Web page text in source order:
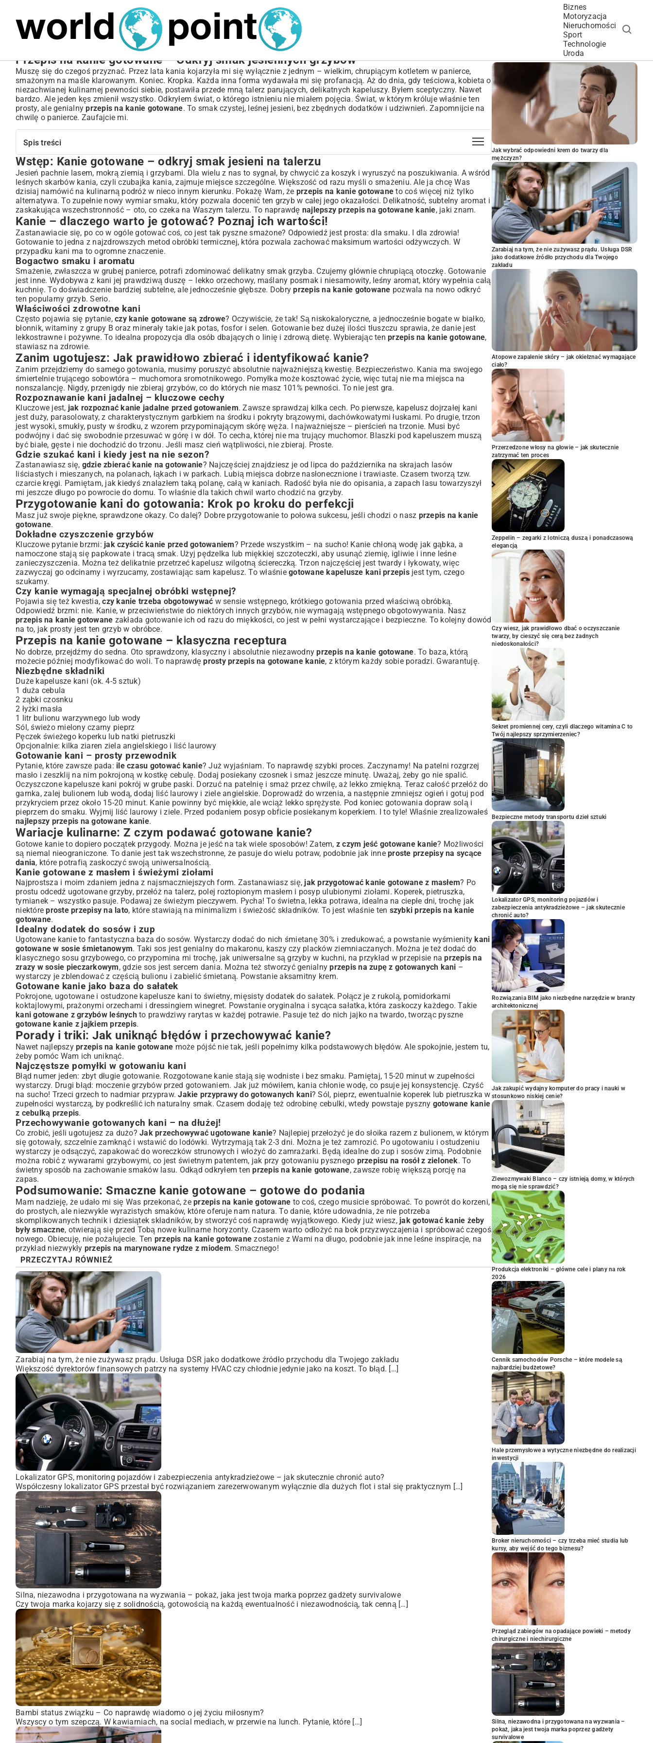
Biznes
Motoryzacja
Nieruchomości
Sport
Technologie
Uroda
Przepis na kanie gotowane – Odkryj smak jesiennych grzybów
Muszę się do czegoś przyznać. Przez lata kania kojarzyła mi się wyłącznie z jednym – wielkim, chrupiącym kotletem w panierce,
smażonym na maśle klarowanym. Koniec. Kropka. Każda inna forma wydawała mi się profanacją. Aż do dnia, gdy teściowa, kobieta o
niezachwianej kulinarnej pewności siebie, postawiła przede mną talerz parujących, delikatnych kapeluszy. Byłem sceptyczny. Nawet
bardzo. Ale jeden kęs zmienił wszystko. Odkryłem świat, o którego istnieniu nie miałem pojęcia. Świat, w którym króluje właśnie ten
prosty, ale genialnyprzepis na kanie gotowane. To smak czystej, leśnej jesieni, bez zbędnych dodatków i udziwnień. Zapomnijcie na
chwilę o panierce. Zaufajcie mi.
Spis treści
Wstęp: Kanie gotowane – odkryj smak jesieni na talerzu
Kanie – dlaczego warto je gotować? Poznaj ich wartości!
Bogactwo smaku i aromatu
Właściwości zdrowotne kani
Zanim ugotujesz: Jak prawidłowo zbierać i identyfikować kanie?
Rozpoznawanie kani jadalnej – kluczowe cechy
Gdzie szukać kani i kiedy jest na nie sezon?
Przygotowanie kani do gotowania: Krok po kroku do perfekcji
Dokładne czyszczenie grzybów
Czy kanie wymagają specjalnej obróbki wstępnej?
Przepis na kanie gotowane – klasyczna receptura
Niezbędne składniki
Gotowanie kani – prosty przewodnik
Wariacje kulinarne: Z czym podawać gotowane kanie?
Kanie gotowane z masłem i świeżymi ziołami
Idealny dodatek do sosów i zup
Gotowane kanie jako baza do sałatek
Porady i triki: Jak uniknąć błędów i przechowywać kanie?
Najczęstsze pomyłki w gotowaniu kani
Przechowywanie gotowanych kani – na dłużej!
Podsumowanie: Smaczne kanie gotowane – gotowe do podania
Wstęp: Kanie gotowane – odkryj smak jesieni na talerzu
Jesień pachnie lasem, mokrą ziemią i grzybami. Dla wielu z nas to sygnał, by chwycić za koszyk i wyruszyć na poszukiwania. A wśród
leśnych skarbów kania, czyli czubajka kania, zajmuje miejsce szczególne. Większość od razu myśli o smażeniu. Ale ja chcę Was
dzisiaj namówić na kulinarną podróż w nieco innym kierunku. Pokażę Wam, że przepis na kanie gotowane to coś więcej niż tylko
alternatywa. To zupełnie nowy wymiar smaku, który pozwala docenić ten grzyb w całej jego okazałości. Delikatność, subtelny aromat i
zaskakująca wszechstronność – oto, co czeka na Waszym talerzu. To naprawdę najlepszy przepis na gotowane kanie, jaki znam.
Kanie – dlaczego warto je gotować? Poznaj ich wartości!
Zastanawiacie się, po co w ogóle gotować coś, co jest tak pyszne smażone? Odpowiedź jest prosta: dla smaku. I dla zdrowia!
Gotowanie to jedna z najzdrowszych metod obróbki termicznej, która pozwala zachować maksimum wartości odżywczych. W
przypadku kani ma to ogromne znaczenie.
Bogactwo smaku i aromatu
Smażenie, zwłaszcza w grubej panierce, potrafi zdominować delikatny smak grzyba. Czujemy głównie chrupiącą otoczkę. Gotowanie
jest inne. Wydobywa z kani jej prawdziwą duszę – lekko orzechowy, maślany posmak i niesamowity, leśny aromat, który wypełnia całą
kuchnię. To doświadczenie bardziej subtelne, ale jednocześnie głębsze. Dobryprzepis na kanie gotowane pozwala na nowo odkryć
ten popularny grzyb. Serio.
Właściwości zdrowotne kani
Często pojawia się pytanie, czy kanie gotowane są zdrowe? Oczywiście, że tak! Są niskokaloryczne, a jednocześnie bogate w białko,
błonnik, witaminy z grupy B oraz minerały takie jak potas, fosfor i selen. Gotowanie bez dużej ilości tłuszczu sprawia, że danie jest
lekkostrawne i pożywne. To idealna propozycja dla osób dbających o linię i zdrową dietę. Wybierając ten przepis na kanie gotowane,
stawiasz na zdrowie.
Zanim ugotujesz: Jak prawidłowo zbierać i identyfikować kanie?
Zanim przejdziemy do samego gotowania, musimy poruszyć absolutnie najważniejszą kwestię. Bezpieczeństwo. Kania ma swojego
śmiertelnie trującego sobowtóra – muchomora sromotnikowego. Pomyłka może kosztować życie, więc tutaj nie ma miejsca na
nonszalancję. Nigdy, przenigdy nie zbieraj grzybów, co do których nie masz 101% pewności. To nie jest gra.
Rozpoznawanie kani jadalnej – kluczowe cechy
Kluczowe jest, jak rozpoznać kanie jadalne przed gotowaniem. Zawsze sprawdzaj kilka cech. Po pierwsze, kapelusz dojrzałej kani
jest duży, parasolowaty, z charakterystycznym garbkiem na środku i pokryty brązowymi, dachówkowatymi łuskami. Po drugie, trzon
jest wysoki, smukły, pusty w środku, z wzorem przypominającym skórę węża. I najważniejsze – pierścień na trzonie. Musi być
podwójny i dać się swobodnie przesuwać w górę i w dół. To cecha, której nie ma trujący muchomor. Blaszki pod kapeluszem muszą
być białe, gęste i nie dochodzić do trzonu. Jeśli masz cień wątpliwości, nie zbieraj. Proste.
Gdzie szukać kani i kiedy jest na nie sezon?
Zastanawiasz się, gdzie zbierać kanie na gotowanie? Najczęściej znajdziesz je od lipca do października na skrajach lasów
liściastych i mieszanych, na polanach, łąkach i w parkach. Lubią miejsca dobrze nasłonecznione i trawiaste. Czasem tworzą tzw.
czarcie kręgi. Pamiętam, jak kiedyś znalazłem taką polanę, całą w kaniach. Radość była nie do opisania, a zapach lasu towarzyszył
mi jeszcze długo po powrocie do domu. To właśnie dla takich chwil warto chodzić na grzyby.
Przygotowanie kani do gotowania: Krok po kroku do perfekcji
Masz już swoje piękne, sprawdzone okazy. Co dalej? Dobre przygotowanie to połowa sukcesu, jeśli chodzi o nasz przepis na kanie
gotowane.
Dokładne czyszczenie grzybów
Kluczowe pytanie brzmi: jak czyścić kanie przed gotowaniem? Przede wszystkim – na sucho! Kanie chłoną wodę jak gąbka, a
namoczone stają się papkowate i tracą smak. Użyj pędzelka lub miękkiej szczoteczki, aby usunąć ziemię, igliwie i inne leśne
zanieczyszczenia. Można też delikatnie przetrzeć kapelusz wilgotną ściereczką. Trzon najczęściej jest twardy i łykowaty, więc
zazwyczaj go odcinamy i wyrzucamy, zostawiając sam kapelusz. To właśnie gotowane kapelusze kani przepisjest tym, czego
szukamy.
Czy kanie wymagają specjalnej obróbki wstępnej?
Pojawia się też kwestia,czy kanie trzeba obgotowywać w sensie wstępnego, krótkiego gotowania przed właściwą obróbką.
Odpowiedź brzmi: nie. Kanie, w przeciwieństwie do niektórych innych grzybów, nie wymagają wstępnego obgotowywania. Nasz
przepis na kanie gotowane zakłada gotowanie ich od razu do miękkości, co jest w pełni wystarczające i bezpieczne. To kolejny dowód
na to, jak prosty jest ten grzyb w obróbce.
Przepis na kanie gotowane – klasyczna receptura
No dobrze, przejdźmy do sedna. Oto sprawdzony, klasyczny i absolutnie niezawodnyprzepis na kanie gotowane. To baza, którą
możecie później modyfikować do woli. To naprawdęprosty przepis na gotowane kanie, z którym każdy sobie poradzi. Gwarantuję.
Niezbędne składniki
Duże kapelusze kani (ok. 4-5 sztuk)
1 duża cebula
2 ząbki czosnku
2 łyżki masła
1 litr bulionu warzywnego lub wody
Sól, świeżo mielony czarny pieprz
Pęczek świeżego koperku lub natki pietruszki
Opcjonalnie: kilka ziaren ziela angielskiego i liść laurowy
Gotowanie kani – prosty przewodnik
Pytanie, które zawsze pada: ile czasu gotować kanie? Już wyjaśniam. To naprawdę szybki proces. Zaczynamy! Na patelni rozgrzej
masło i zeszklij na nim pokrojoną w kostkę cebulę. Dodaj posiekany czosnek i smaż jeszcze minutę. Uważaj, żeby go nie spalić.
Oczyszczone kapelusze kani pokrój w grube paski. Dorzuć na patelnię i smaż przez chwilę, aż lekko zmiękną. Teraz całość przełóż do
garnka, zalej bulionem lub wodą, dodaj liść laurowy i ziele angielskie. Doprowadź do wrzenia, a następnie zmniejsz ogień i gotuj pod
przykryciem przez około 15-20 minut. Kanie powinny być miękkie, ale wciąż lekko sprężyste. Pod koniec gotowania dopraw solą i
pieprzem do smaku. Wyjmij liść laurowy i ziele. Przed podaniem posyp obficie posiekanym koperkiem. I to tyle! Właśnie zrealizowałeś
najlepszy przepis na gotowane kanie.
Wariacje kulinarne: Z czym podawać gotowane kanie?
Gotowe kanie to dopiero początek przygody. Można je jeść na tak wiele sposobów! Zatem, z czym jeść gotowane kanie? Możliwości
są niemal nieograniczone. To danie jest tak wszechstronne, że pasuje do wielu potraw, podobnie jak inne proste przepisy na sycące
dania, które potrafią zaskoczyć swoją uniwersalnością.
Kanie gotowane z masłem i świeżymi ziołami
Najprostsza i moim zdaniem jedna z najsmaczniejszych form. Zastanawiasz się, jak przygotować kanie gotowane z masłem? Po
prostu odcedź ugotowane grzyby, przełóż na talerz, polej roztopionym masłem i posyp ulubionymi ziołami. Koperek, pietruszka,
tymianek – wszystko pasuje. Podawaj ze świeżym pieczywem. Pycha! To świetna, lekka potrawa, idealna na ciepłe dni, trochę jak
niektóreproste przepisy na lato, które stawiają na minimalizm i świeżość składników. To jest właśnie ten szybki przepis na kanie
gotowane.
Idealny dodatek do sosów i zup
Ugotowane kanie to fantastyczna baza do sosów. Wystarczy dodać do nich śmietanę 30% i zredukować, a powstanie wyśmienitykani
gotowane w sosie śmietanowym. Taki sos jest genialny do makaronu, kaszy czy placków ziemniaczanych. Można je też dodać do
klasycznego sosu grzybowego, co przypomina mi trochę, jak uniwersalne są grzyby w kuchni, na przykład w przepisie naprzepis na
zrazy w sosie pieczarkowym, gdzie sos jest sercem dania. Można też stworzyć genialnyprzepis na zupę z gotowanych kani –
wystarczy je zblendować z częścią bulionu i zabielić śmietaną. Powstanie aksamitny krem.
Gotowane kanie jako baza do sałatek
Pokrojone, ugotowane i ostudzone kapelusze kani to świetny, mięsisty dodatek do sałatek. Połącz je z rukolą, pomidorkami
koktajlowymi, prażonymi orzechami i dressingiem winegret. Powstanie oryginalna i sycąca sałatka, która zaskoczy każdego. Takie
kani gotowane z grzybów leśnychto prawdziwy rarytas w każdej potrawie. Pasuje też do nich jajko na twardo, tworząc pyszne
gotowane kanie z jajkiem przepis.
Porady i triki: Jak uniknąć błędów i przechowywać kanie?
Nawet najlepszy przepis na kanie gotowane może pójść nie tak, jeśli popełnimy kilka podstawowych błędów. Ale spokojnie, jestem tu,
żeby pomóc Wam ich uniknąć.
Najczęstsze pomyłki w gotowaniu kani
Błąd numer jeden: zbyt długie gotowanie. Rozgotowane kanie stają się wodniste i bez smaku. Pamiętaj, 15-20 minut w zupełności
wystarczy. Drugi błąd: moczenie grzybów przed gotowaniem. Jak już mówiłem, kania chłonie wodę, co psuje jej konsystencję. Czyść
na sucho! Trzeci grzech to nadmiar przypraw.Jakie przyprawy do gotowanych kani? Sól, pieprz, ewentualnie koperek lub pietruszka w
zupełności wystarczą, by podkreślić ich naturalny smak. Czasem dodaję też odrobinę cebulki, wtedy powstaje pyszny gotowane kanie
z cebulką przepis.
Przechowywanie gotowanych kani – na dłużej!
Co zrobić, jeśli ugotujesz za dużo? Jak przechowywać ugotowane kanie? Najlepiej przełożyć je do słoika razem z bulionem, w którym
się gotowały, szczelnie zamknąć i wstawić do lodówki. Wytrzymają tak 2-3 dni. Można je też zamrozić. Po ugotowaniu i ostudzeniu
wystarczy je odsączyć, zapakować do woreczków strunowych i włożyć do zamrażarki. Będą idealne do zup i sosów zimą. Podobnie
można robić z wywarami grzybowymi, co jest świetnym patentem, jak przy gotowaniu pysznego przepisu na rosół z zielonek. To
świetny sposób na zachowanie smaków lasu. Odkąd odkryłem tenprzepis na kanie gotowane, zawsze robię większą porcję na
zapas.
Podsumowanie: Smaczne kanie gotowane – gotowe do podania
Mam nadzieję, że udało mi się Was przekonać, że przepis na kanie gotowane to coś, czego musicie spróbować. To powrót do korzeni,
do prostych, ale niezwykle wyrazistych smaków, które oferuje nam natura. To danie, które udowadnia, że nie potrzeba
skomplikowanych technik i dziesiątek składników, by stworzyć coś naprawdę wyjątkowego. Kiedy już wiesz, jak gotować kanie żeby
były smaczne, otwierają się przed Tobą nowe kulinarne horyzonty. Czasem warto odłożyć na bok przyzwyczajenia i spróbować czegoś
nowego. Obiecuję, nie pożałujecie. Ten przepis na kanie gotowane zostanie z Wami na długo, podobnie jak inne leśne inspiracje, na
przykład niezwykły przepis na marynowane rydze z miodem. Smacznego!
PRZECZYTAJ RÓWNIEŻ
Zarabiaj na tym, że nie zużywasz prądu. Usługa DSR jako dodatkowe źródło przychodu dla Twojego zakładu
Większość dyrektorów finansowych patrzy na systemy HVAC czy chłodnie jedynie jako na koszt. To błąd. […]
Lokalizator GPS, monitoring pojazdów i zabezpieczenia antykradzieżowe – jak skutecznie chronić auto?
Współczesny lokalizator GPS przestał być rozwiązaniem zarezerwowanym wyłącznie dla dużych flot i stał się praktycznym […]
Silna, niezawodna i przygotowana na wyzwania – pokaż, jaka jest twoja marka poprzez gadżety survivalowe
Czy twoja marka kojarzy się z solidnością, gotowością na każdą ewentualność i niezawodnością, tak cenną […]
Bambi status związku – Co naprawdę wiadomo o jej życiu miłosnym?
Wszyscy o tym szepczą. W kawiarniach, na social mediach, w przerwie na lunch. Pytanie, które […]
POPULARNE ARTYKUŁY
Jak wybrać odpowiedni krem do twarzy dla
mężczyzn?
Zarabiaj na tym, że nie zużywasz prądu. Usługa DSR
jako dodatkowe źródło przychodu dla Twojego
zakładu
Atopowe zapalenie skóry – jak okiełznać wymagające
ciało?
Przerzedzone włosy na głowie – jak skutecznie
zatrzymać ten proces
Zeppelin – zegarki z lotniczą duszą i ponadczasową
elegancją
Czy wiesz, jak prawidłowo dbać o oczyszczanie
twarzy, by cieszyć się cerą bez żadnych
niedoskonałości?
Sekret promiennej cery, czyli dlaczego witamina C to
Twój najlepszy sprzymierzeniec?
Bezpieczne metody transportu dzieł sztuki
Lokalizator GPS, monitoring pojazdów i
zabezpieczenia antykradzieżowe – jak skutecznie
chronić auto?
Rozwiązania BIM jako niezbędne narzędzie w branży
architektonicznej
Jak zakupić wydajny komputer do pracy i nauki w
stosunkowo niskiej cenie?
Zlewozmywaki Blanco – czy istnieją domy, w których
mogą się nie sprawdzić?
Produkcja elektroniki – główne cele i plany na rok
2026
Cennik samochodów Porsche – które modele są
najbardziej budżetowe?
Hale przemysłowe a wytyczne niezbędne do realizacji
inwestycji
Broker nieruchomości – czy trzeba mieć studia lub
kursy, aby wejść do tego biznesu?
Przegląd zabiegów na opadające powieki – metody
chirurgiczne i niechirurgiczne
Silna, niezawodna i przygotowana na wyzwania –
pokaż, jaka jest twoja marka poprzez gadżety
survivalowe